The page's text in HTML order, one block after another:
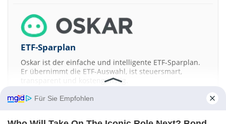
ETF-Sparplan
Oskar ist der einfache und intelligente ETF-Sparplan.
Er übernimmt die ETF-Auswahl, ist steuersmart,
transparent und kostengünstig.
JETZT MEHR ERFAHREN
Für Sie Empfohlen